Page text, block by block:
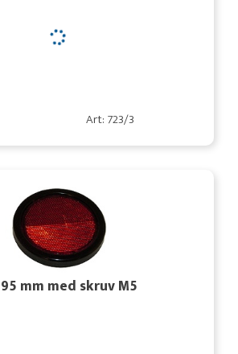
Art: 723/3
mm med skruv M5